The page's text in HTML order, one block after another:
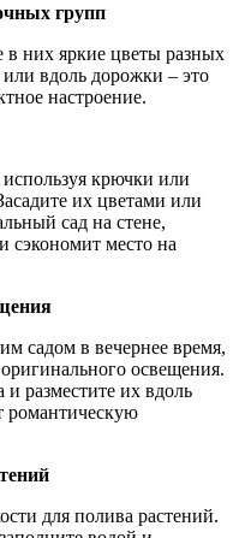
групп
в них яркие цветы разных
или вдоль дорожки – это
настроение.
используя крючки или
их цветами или
сад на стене,
сэкономит место на
садом в вечернее время,
освещения.
разместите их вдоль
романтическую
для полива растений.